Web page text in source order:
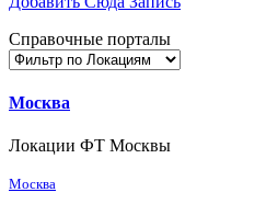
Справочные порталы
Москва
Локации ФТ Москвы
Москва